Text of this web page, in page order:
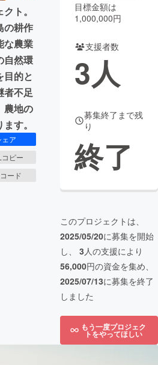
Good
CAMPFIRE Creation
と納税machi-ya コミュニティ
ト。
の耕作
な農業
自然環
目的と
者不足
農地の
す。
ェア
ピー
ード
目標金額は
1,000,000円
支援者数
3人
募集終了まで残
り
終了
このプロジェクトは、
2025/05/20に募集を開始
し、 3人の支援により
56,000円の資金を集め、
2025/07/13に募集を終了
しました
もう一度プロジェク
トをやってほしい